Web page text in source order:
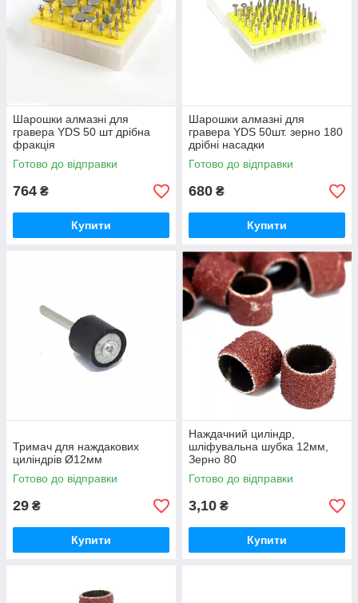
Шарошки алмазні для
гравера YDS 50 шт дрібна
фракція
Готово до відправки
764 ₴
Купити
Шарошки алмазні для
гравера YDS 50шт. зерно 180
дрібні насадки
Готово до відправки
680 ₴
Купити
Тримач для наждакових
циліндрів Ø12мм
Готово до відправки
29 ₴
Купити
Наждачний циліндр,
шліфувальна шубка 12мм,
Зерно 80
Готово до відправки
3,10 ₴
Купити